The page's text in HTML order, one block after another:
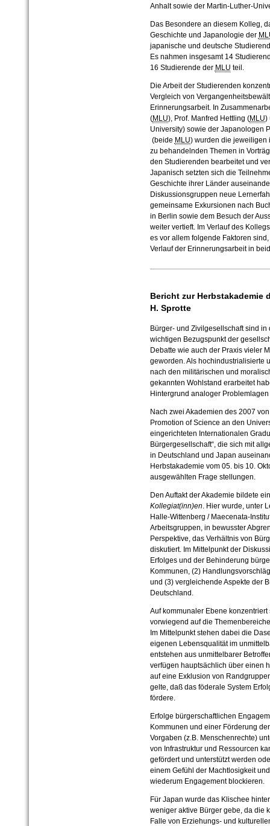
Anhalt sowie der Martin-Luther-
Das Besondere an diesem Kolleg,
Geschichte und Japanologie der
japanische und deutsche
Es nahmen insgesamt 14
16 Studierende der MLU teil.
Die Arbeit der Studierenden
Vergleich von
Erinnerungsarbeit. In
(MLU), Prof. Manfred Hettling (MLU)
University) sowie der Japanologen
(beide MLU) wurden die jeweiligen
zu behandelnden Themen in
den Studierenden bearbeitet und
Japanisch setzten sich die
Geschichte ihrer Länder
Diskussionsgruppen neue
gemeinsame Exkursionen nach
in Berlin sowie dem Besuch der
weiter vertieft. Im Verlauf des
es vor allem folgende Faktoren
Verlauf der Erinnerungsarbeit in
Bericht zur Herbstakademie
H. Sprotte
Bürger- und Zivilgesellschaft sind
wichtigen Bezugspunkt der
Debatte wie auch der Praxis vieler
geworden. Als hochindustrialisierte
nach den militärischen und
gekannten Wohlstand erarbeitet
Hintergrund analoger Problemlagen
Nach zwei Akademien des 2007
Promotion of Science an den
eingerichteten Internationalen
Bürgergesellschaft“, die sich mit
in Deutschland und Japan
Herbstakademie vom 05. bis 10.
ausgewählten Frage stellungen.
Den Auftakt der Akademie bildete
Kollegiat(inn)en. Hier wurde, unter
Halle-Wittenberg / Maecenata-
Arbeitsgruppen, in bewusster
Perspektive, das Verhältnis von
diskutiert. Im Mittelpunkt der
Erfolges und der Behinderung
Kommunen, (2)
und (3) vergleichende Aspekte der
Deutschland.
Auf kommunaler Ebene
vorwiegend auf die
Im Mittelpunkt stehen dabei die
eigenen Lebensqualität im
entstehen aus unmittelbarer
verfügen hauptsächlich über einen
auf eine Exklusion von
gelte, daß das föderale System
fördere.
Erfolge bürgerschaftlichen
Kommunen und einer Förderung
Vorgaben (z.B. Menschenrechte)
von Infrastruktur und Ressourcen
gefördert und unterstützt werden
einem Gefühl der Machtlosigkeit
wiederum Engagement blockieren.
Für Japan wurde das Klischee
weniger aktive Bürger gebe, da die
Falle von Erziehungs- und